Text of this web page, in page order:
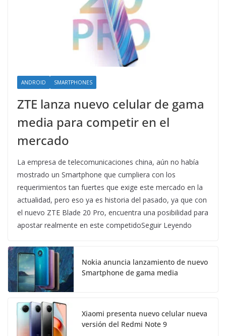
ANDROID SMARTPHONES
ZTE lanza nuevo celular de gama
media para competir en el
mercado
La empresa de telecomunicaciones china, aún no había
mostrado un Smartphone que cumpliera con los
requerimientos tan fuertes que exige este mercado en la
actualidad, pero eso ya es historia del pasado, ya que con
el nuevo ZTE Blade 20 Pro, encuentra una posibilidad para
apostar realmente en este competidoSeguir Leyendo
Nokia anuncia lanzamiento de nuevo
Smartphone de gama media
Xiaomi presenta nuevo celular nueva
versión del Redmi Note 9